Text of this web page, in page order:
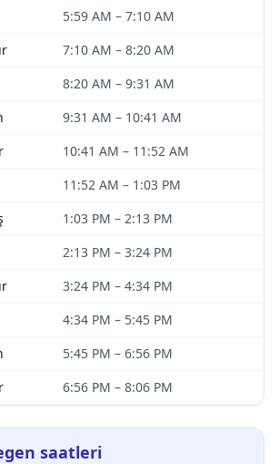
5:59 AM – 7:10 AM
7:10 AM – 8:20 AM
8:20 AM – 9:31 AM
9:31 AM – 10:41 AM
10:41 AM – 11:52 AM
11:52 AM – 1:03 PM
1:03 PM – 2:13 PM
2:13 PM – 3:24 PM
3:24 PM – 4:34 PM
4:34 PM – 5:45 PM
5:45 PM – 6:56 PM
6:56 PM – 8:06 PM
saatleri